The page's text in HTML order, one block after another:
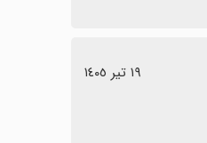
١٩ تیر ١٤٠٥